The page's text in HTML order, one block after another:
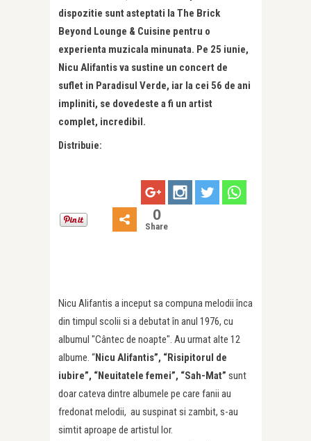
dispozitie sunt asteptati la The Brick
Beyond Lounge & Cuisine pentru o
experienta muzicala minunata. Pe 25 iunie,
Nicu Alifantis va sustine un concert de
suflet in Paradisul Verde, iar la cei 56 de ani
impliniti, se dovedeste a fi un artist
complet, incredibil.
Distribuie:
0
Share
Nicu Alifantis a inceput sa compuna melodii înca
din timpul scolii si a debutat în anul 1976, cu
albumul "Cântec de noapte". Au urmat alte 12
albume. “Nicu Alifantis”, “Risipitorul de
iubire”, “Neuitatele femei”, “Sah-Mat” sunt
doar cateva dintre albumele pe care fanii au
fredonat melodii, au suspinat si zambit, s-au
simtit aproape de artistul lor.